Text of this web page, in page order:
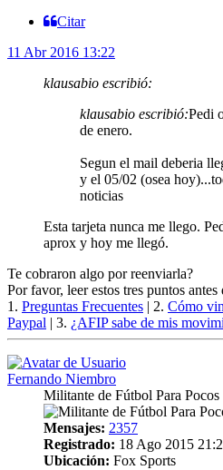
Citar
11 Abr 2016 13:22
klausabio escribió:
klausabio escribió:Pedi
de enero.
Segun el mail deberia
y el 05/02 (osea
noticias
Esta tarjeta nunca me llego.
aprox y hoy me llegó.
Te cobraron algo por reenviarla?
Por favor, leer estos tres puntos
1. Preguntas Frecuentes | 2. Cómo
Paypal | 3. ¿AFIP sabe de mis
Fernando Niembro
Militante de Fútbol Para Pocos
Mensajes: 2357
Registrado: 18 Ago 2015
Ubicación: Fox Sports